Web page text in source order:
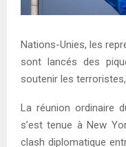
Nations-Unies, les
sont lancés des
soutenir les
La réunion ordinaire
s’est tenue à New
clash diplomatique